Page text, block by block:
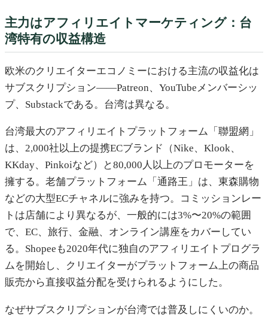
主力はアフィリエイトマーケティング：台
湾特有の収益構造
欧米のクリエイターエコノミーにおける主流の収益化は
サブスクリプション——Patreon、YouTubeメンバーシッ
プ、Substackである。台湾は異なる。
台湾最大のアフィリエイトプラットフォーム「聯盟網」
は、2,000社以上の提携ECブランド（Nike、Klook、
KKday、Pinkoiなど）と80,000人以上のプロモーターを
擁する。老舗プラットフォーム「通路王」は、東森購物
などの大型ECチャネルに強みを持つ。コミッションレー
トは店舗により異なるが、一般的には3%〜20%の範囲
で、EC、旅行、金融、オンライン講座をカバーしてい
る。Shopeeも2020年代に独自のアフィリエイトプログラ
ムを開始し、クリエイターがプラットフォーム上の商品
販売から直接収益分配を受けられるようにした。
なぜサブスクリプションが台湾では普及しにくいのか。